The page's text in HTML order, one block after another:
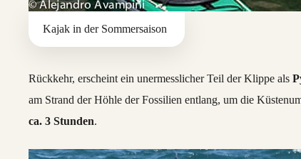
Kajak in der Sommersaison
Rückkehr, erscheint ein unermesslicher Teil der Klippe als
am Strand der Höhle der Fossilien entlang, um die
ca. 3 Stunden.